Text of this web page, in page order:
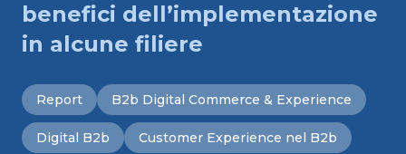
benefici dell’implementazione
in alcune filiere
Report B2b Digital Commerce & Experience
Digital B2b Customer Experience nel B2b